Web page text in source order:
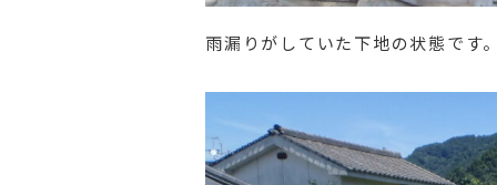
雨漏りがしていた下地の状態です